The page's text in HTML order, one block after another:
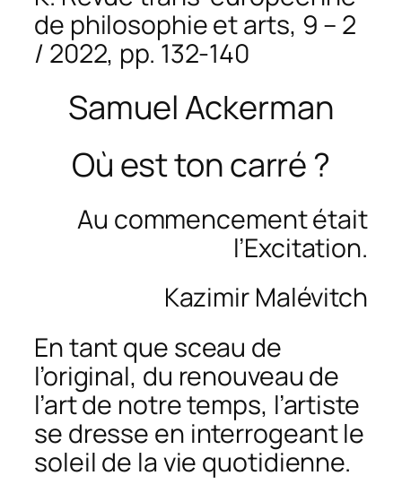
de philosophie et arts, 9 – 2
/ 2022, pp. 132-140
Samuel Ackerman
Où est ton carré ?
Au commencement était
l’Excitation.
Kazimir Malévitch
En tant que sceau de
l’original, du renouveau de
l’art de notre temps, l’artiste
se dresse en interrogeant le
soleil de la vie quotidienne.